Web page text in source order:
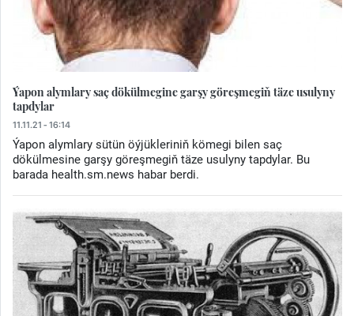
Ýapon alymlary saç dökülmegine garşy göreşmegiň täze usulyny
tapdylar
11.11.21 - 16:14
Ýapon alymlary sütün öýjükleriniň kömegi bilen saç
dökülmesine garşy göreşmegiň täze usulyny tapdylar. Bu
barada health.sm.news habar berdi.